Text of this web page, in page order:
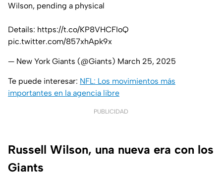
Wilson, pending a physical
Details: https://t.co/KP8VHCFIoQ
pic.twitter.com/857xhApk9x
— New York Giants (@Giants) March 25, 2025
Te puede interesar: NFL: Los movimientos más
importantes en la agencia libre
PUBLICIDAD
Russell Wilson, una nueva era con los
Giants